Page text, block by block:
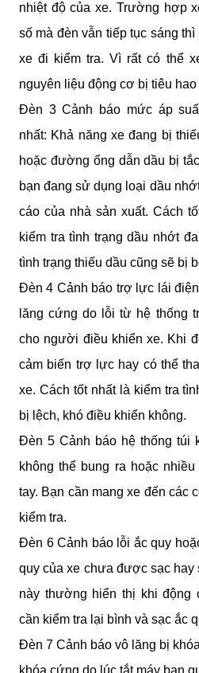
nhiệt độ của xe. Trường hợp
số mà đèn vẫn tiếp tục sáng
xe đi kiểm tra. Vì rất có thể
nguyên liệu động cơ bị tiêu
Đèn 3 Cảnh báo mức áp
nhất: Khả năng xe đang bị
hoặc đường ống dẫn dầu bị
bạn đang sử dụng loại dầu
cáo của nhà sản xuất. Cách
kiểm tra tình trạng dầu nhớt
tình trạng thiếu dầu cũng sẽ bị
Đèn 4 Cảnh báo trợ lực lái
lăng cứng do lỗi từ hệ thống
cho người điều khiển xe. Khi
cảm biến trợ lực hay có thể
xe. Cách tốt nhất là kiểm tra
bị lệch, khó điều khiển không.
Đèn 5 Cảnh báo hệ thống túi
không thể bung ra hoặc
tay. Bạn cần mang xe đến các
kiểm tra.
Đèn 6 Cảnh báo lỗi ắc quy
quy của xe chưa được sạc hay
này thường hiển thị khi động
cần kiểm tra lại bình và sạc ắc
Đèn 7 Cảnh báo vô lăng bị
khóa cứng do lúc tắt máy bạn